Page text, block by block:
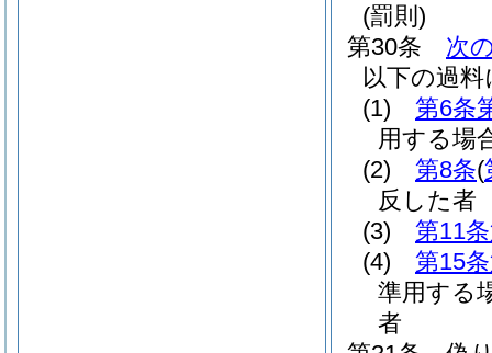
(罰則)
第30条
次
以下の過
(1)
第6条
用する場
(2)
第8条(
反した者
(3)
第11
(4)
第15
準用する
者